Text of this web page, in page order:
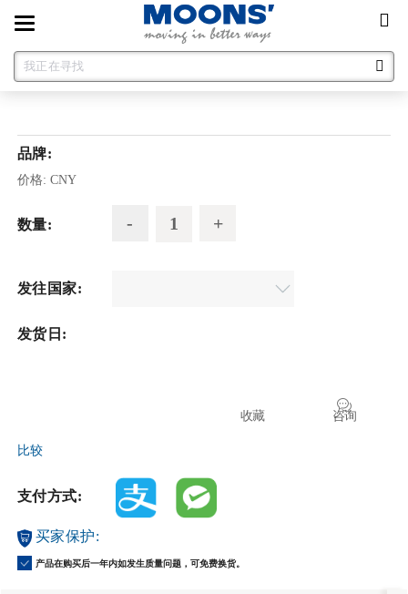
Toggle
navigation
品牌:
价格: CNY
数量:
发往国家:
发货日:
咨询
收藏
比较
支付方式:
买家保护:
产品在购买后一年内如发生质量问题，可免费换货。